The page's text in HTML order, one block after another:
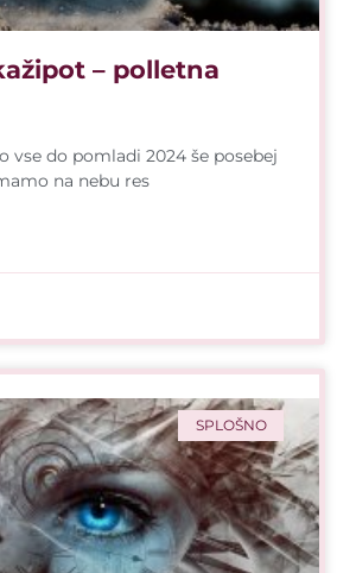
– polletna
vse do pomladi 2024 še posebej
na nebu res
SPLOŠNO